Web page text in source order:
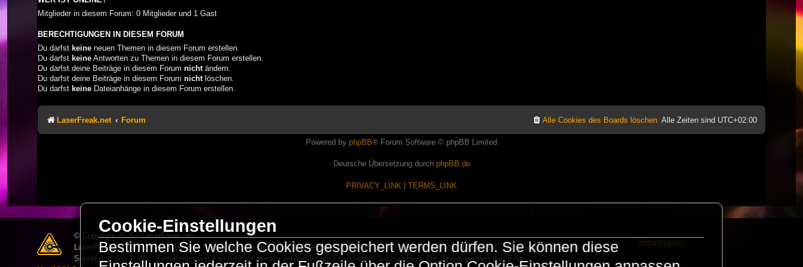
Mitglieder in diesem Forum: 0 Mitglieder und 1 Gast
BERECHTIGUNGEN IN DIESEM FORUM
Du darfst keine neuen Themen in diesem Forum erstellen.
Du darfst keine Antworten zu Themen in diesem Forum erstellen.
Du darfst deine Beiträge in diesem Forum nicht ändern.
Du darfst deine Beiträge in diesem Forum nicht löschen.
Du darfst keine Dateianhänge in diesem Forum erstellen.
LaserFreak.net Forum Alle Zeiten sind UTC+02:00
Alle Cookies des Boards löschen
Powered by phpBB® Forum Software © phpBB Limited
Deutsche Übersetzung durch phpBB.de
PRIVACY_LINK TERMS_LINK
© Copyright 2025 - LaserFreak.net
LaserFreak ist ein freies und offenes Forum zum Thema Lasershowtechnik. Wir sind nicht kommerziell und die Banner auf dieser Seite finanzieren die
Server und den Traffic. Einnahmen von Fan Artikeln werden verwendet um Freaktreffen auszurichten. Die Server werden durch die
Impressum
Cookie-Einstellungen
Bestimmen Sie welche Cookies gespeichert werden dürfen. Sie können diese